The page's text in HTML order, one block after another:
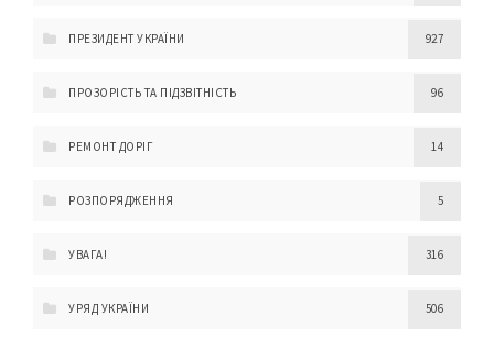
ПРЕЗИДЕНТ УКРАЇНИ 927
ПРОЗОРІСТЬ ТА ПІДЗВІТНІСТЬ 96
РЕМОНТ ДОРІГ 14
РОЗПОРЯДЖЕННЯ 5
УВАГА! 316
УРЯД УКРАЇНИ 506